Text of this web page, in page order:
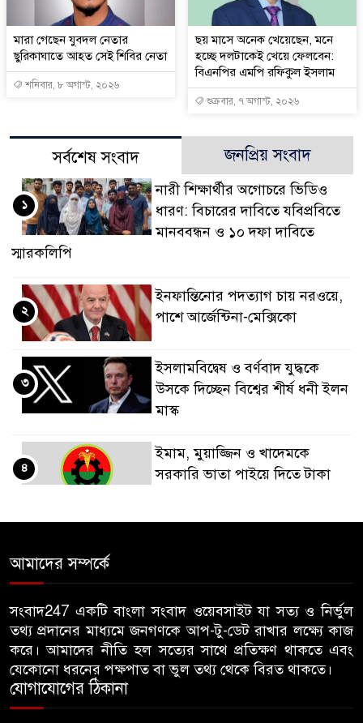
মারা গেছেন যুবদল নেতার
ছুরিকাঘাতে আহত সেই শিবির নেতা
শনিবার, ৮ অগাস্ট, ২০২৬
ছয় মাসে অনেক খেয়েছেন, মনে
হচ্ছে দলটাকেই খেয়ে ফেলবেন:
বিএনপির এমপি রফিকুল ইসলাম
শুক্রবার, ৭ অগাস্ট, ২০২৬
সর্বশেষ সংবাদ জনপ্রিয় সংবাদ
নারী শিক্ষার্থীর অগোচরে ভিডিও
ধারণ: বিচারের দাবিতে যবিপ্রবিতে
মানববন্ধন ও ১০ দফা দাবিতে
স্মারকলিপি
১
ইনফান্তিনোর পদত্যাগ চায় নরওয়ে,
পাশে আর্জেন্টিনা-মেক্সিকো
২
ইসলামবিদ্বেষ ও বর্ণবাদ যুদ্ধকে
উসকে দিচ্ছেন বিশ্বের শীর্ষ ধনী ইলন
মাস্ক
৩
ইমাম, মুয়াজ্জিন ও খাদেমকে
সরকারি ভাতা পাইয়ে দিতে টাকা
৪
বিএনপি নেতা
৫
জন্মনিবন্ধন সংশোধনের নামে অর্থ
নেয়ায় কৃষকদল নেতাকে অব্যাহতি
৬
আমাদের সম্পর্কে
সংবাদ247 একটি বাংলা সংবাদ ওয়েবসাইট যা সত্য ও নির্ভুল
তথ্য প্রদানের মাধ্যমে জনগণকে আপ-টু-ডেট রাখার লক্ষ্যে কাজ
করে। আমাদের নীতি হল সত্যের সাথে প্রতিক্ষণ থাকতে এবং
যেকোনো ধরনের পক্ষপাত বা ভুল তথ্য থেকে বিরত থাকতে।
যোগাযোগের ঠিকানা